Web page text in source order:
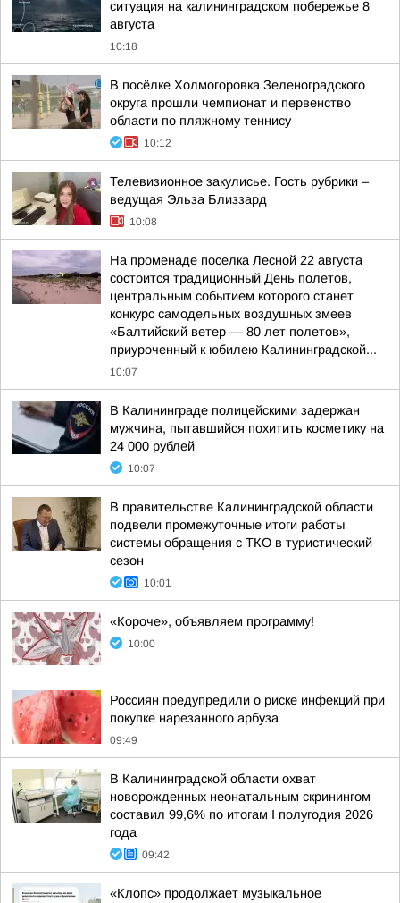
ситуация на калининградском побережье 8
августа
10:18
В посёлке Холмогоровка Зеленоградского
округа прошли чемпионат и первенство
области по пляжному теннису
10:12
Телевизионное закулисье. Гость рубрики –
ведущая Эльза Близзард
10:08
На променаде поселка Лесной 22 августа
состоится традиционный День полетов,
центральным событием которого станет
конкурс самодельных воздушных змеев
«Балтийский ветер — 80 лет полетов»,
приуроченный к юбилею Калининградской...
10:07
В Калининграде полицейскими задержан
мужчина, пытавшийся похитить косметику на
24 000 рублей
10:07
В правительстве Калининградской области
подвели промежуточные итоги работы
системы обращения с ТКО в туристический
сезон
10:01
«Короче», объявляем программу!
10:00
Россиян предупредили о риске инфекций при
покупке нарезанного арбуза
09:49
В Калининградской области охват
новорожденных неонатальным скринингом
составил 99,6% по итогам I полугодия 2026
года
09:42
«Клопс» продолжает музыкальное